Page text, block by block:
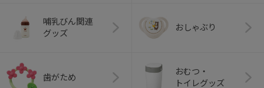
哺乳びん関連
グッズ
おしゃぶり
歯がため
おむつ・
トイレグッズ